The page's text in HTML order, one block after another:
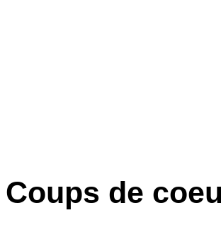
Coups de